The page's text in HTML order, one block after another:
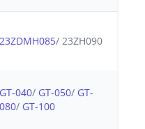
23ZDMH085/ 23ZH090
GT-040/ GT-050/ GT-
080/ GT-100